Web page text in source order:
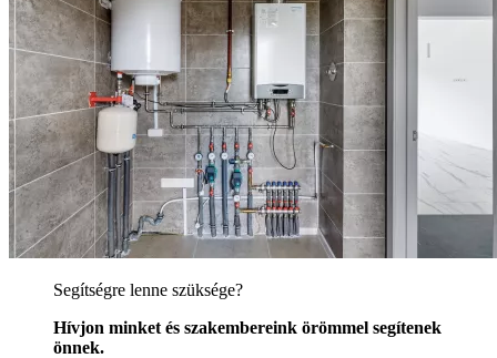
Segítségre lenne szüksége?
Hívjon minket és szakembereink örömmel segítenek
önnek.